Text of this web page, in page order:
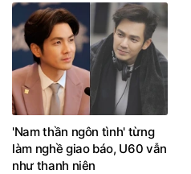
'Nam thần ngôn tình' từng
làm nghề giao báo, U60 vẫn
như thanh niên